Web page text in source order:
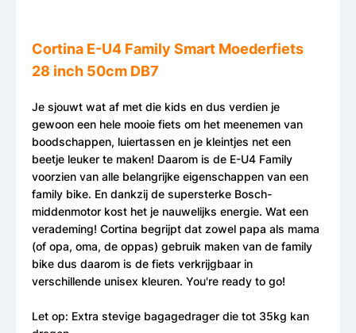
Cortina E-U4 Family Smart Moederfiets
28 inch 50cm DB7
Je sjouwt wat af met die kids en dus verdien je
gewoon een hele mooie fiets om het meenemen van
boodschappen, luiertassen en je kleintjes net een
beetje leuker te maken! Daarom is de E-U4 Family
voorzien van alle belangrijke eigenschappen van een
family bike. En dankzij de supersterke Bosch-
middenmotor kost het je nauwelijks energie. Wat een
verademing! Cortina begrijpt dat zowel papa als mama
(of opa, oma, de oppas) gebruik maken van de family
bike dus daarom is de fiets verkrijgbaar in
verschillende unisex kleuren. You're ready to go!
Let op: Extra stevige bagagedrager die tot 35kg kan